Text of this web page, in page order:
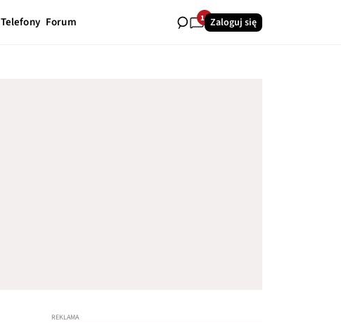
Telefony Forum 10Zaloguj się